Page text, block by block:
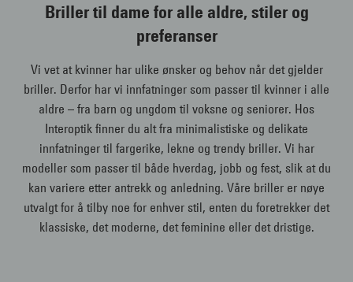
Briller til dame for alle aldre, stiler og
preferanser
Vi vet at kvinner har ulike ønsker og behov når det gjelder
briller. Derfor har vi innfatninger som passer til kvinner i alle
aldre – fra barn og ungdom til voksne og seniorer. Hos
Interoptik finner du alt fra minimalistiske og delikate
innfatninger til fargerike, lekne og trendy briller. Vi har
modeller som passer til både hverdag, jobb og fest, slik at du
kan variere etter antrekk og anledning. Våre briller er nøye
utvalgt for å tilby noe for enhver stil, enten du foretrekker det
klassiske, det moderne, det feminine eller det dristige.